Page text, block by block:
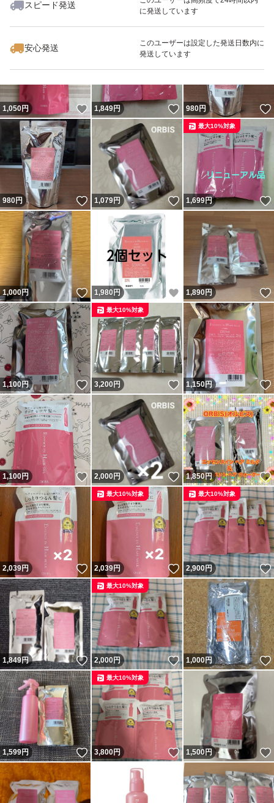
スピード発送
に発送しています
安心発送
このユーザーは設定した発送日数内に
発送しています
いいね！
920
1,050円 いいね！
1,849円 いいね！
980円
980円 いいね！
1,079円 いいね！
1,699円
最大10%対象
1,000円 いいね！
1,980円 いいね！
1,890円
1,100円 いいね！
3,200円 いいね！
最大10%対象
1,150円
1,100円 いいね！
2,000円 いいね！
1,850円
2,039円 いいね！
2,039円 いいね！
最大10%対象
2,900円
最大10%対象
1,849円 いいね！
2,000円 いいね！
最大10%対象
1,000円
1,599円 いいね！
3,800円 いいね！
最大10%対象
1,500円